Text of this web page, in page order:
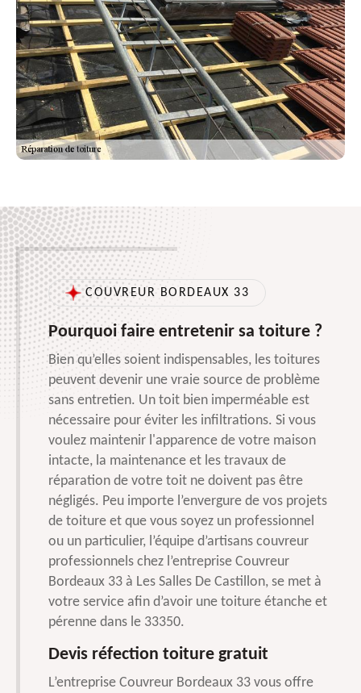
COUVREUR BORDEAUX 33
Pourquoi faire entretenir sa toiture ?
Bien qu’elles soient indispensables, les toitures
peuvent devenir une vraie source de problème
sans entretien. Un toit bien imperméable est
nécessaire pour éviter les infiltrations. Si vous
voulez maintenir l'apparence de votre maison
intacte, la maintenance et les travaux de
réparation de votre toit ne doivent pas être
négligés. Peu importe l’envergure de vos projets
de toiture et que vous soyez un professionnel
ou un particulier, l’équipe d’artisans couvreur
professionnels chez l’entreprise Couvreur
Bordeaux 33 à Les Salles De Castillon, se met à
votre service afin d’avoir une toiture étanche et
pérenne dans le 33350.
Devis réfection toiture gratuit
L’entreprise Couvreur Bordeaux 33 vous offre